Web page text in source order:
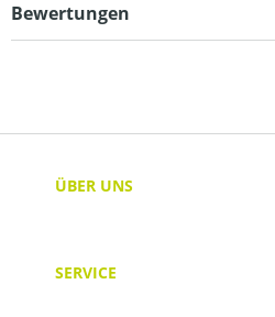
Bewertungen
ÜBER UNS
SERVICE